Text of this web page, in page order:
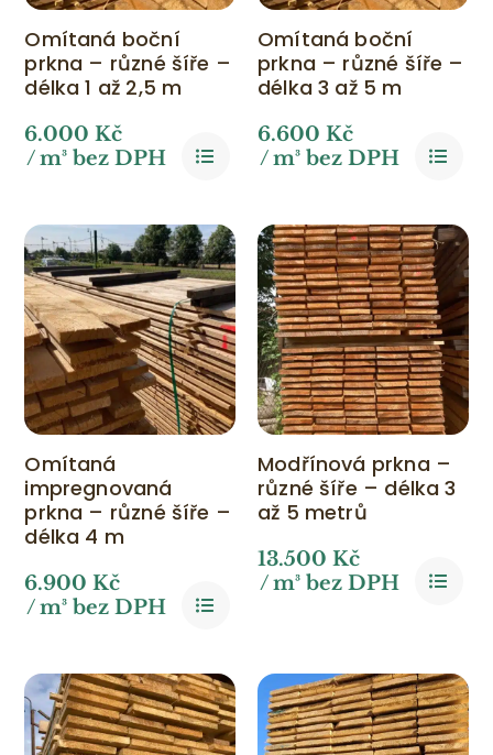
Omítaná boční
prkna – různé šíře –
délka 1 až 2,5 m
6.000Kč
/ m³ bez DPH
Omítaná boční
prkna – různé šíře –
délka 3 až 5 m
6.600 Kč
/ m³ bez DPH
Omítaná
impregnovaná
prkna – různé šíře –
délka 4 m
6.900Kč
/ m³ bez DPH
Modřínová prkna –
různé šíře – délka 3
až 5 metrů
13.500 Kč
/ m³ bez DPH